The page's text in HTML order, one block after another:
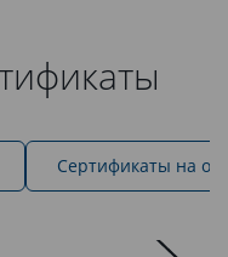
Сертификаты на